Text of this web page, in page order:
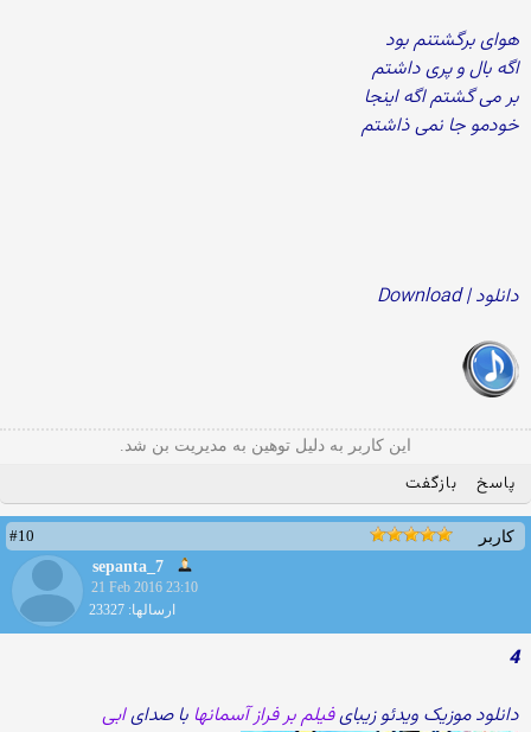
هوای برگشتنم بود
اگه بال و پری داشتم
بر می گشتم اگه اینجا
خودمو جا نمی ذاشتم
دانلود | Download
این کاربر به دلیل توهین به مدیریت بن شد.
پاسخ بازگفت
کاربر
#10
sepanta_7
21 Feb 2016 23:10
ارسالها: 23327
4
دانلود موزیک ویدئو زیبایفیلم بر فراز آسمانها با صدایابی